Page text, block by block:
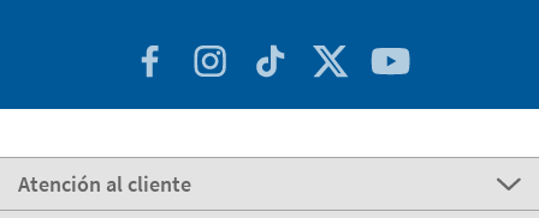
Atención al cliente